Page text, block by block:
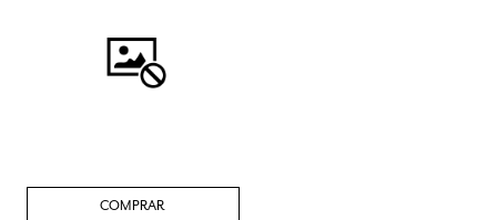
COMPRAR